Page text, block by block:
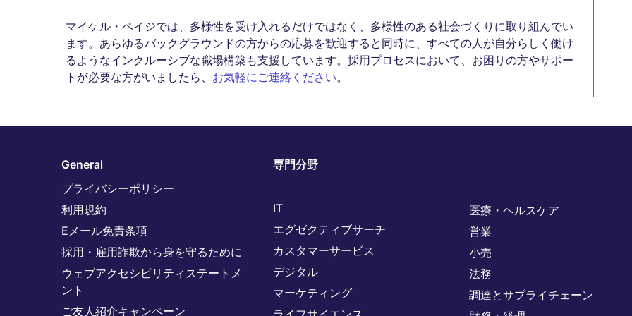
マイケル・ペイジでは、多様性を受け入れるだけではなく、多様性のある社会づくりに取り組んでい
ます。あらゆるバックグラウンドの方からの応募を歓迎すると同時に、すべての人が自分らしく働け
るようなインクルーシブな職場構築も支援しています。採用プロセスにおいて、お困りの方やサポー
トが必要な方がいましたら、 お気軽にご連絡ください。
General
プライバシーポリシー
利用規約
Eメール免責条項
採用・雇用詐欺から身を守るために
ウェブアクセシビリティステートメ
ント
ご友人紹介キャンペーン
専門分野
IT
エグゼクティブサーチ
カスタマーサービス
デジタル
マーケティング
医療・ヘルスケア
営業
小売
法務
調達とサプライチェーン